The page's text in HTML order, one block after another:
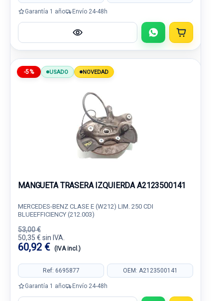
Garantía 1 año Envío 24-48h
-5% USADO NOVEDAD
MANGUETA TRASERA IZQUIERDA A2123500141
MERCEDES-BENZ CLASE E (W212) LIM. 250 CDI
BLUEEFFICIENCY (212.003)
53,00 €
50,35 € sin IVA.
60,92 € (IVA incl.)
Ref: 6695877 OEM: A2123500141
Garantía 1 año Envío 24-48h